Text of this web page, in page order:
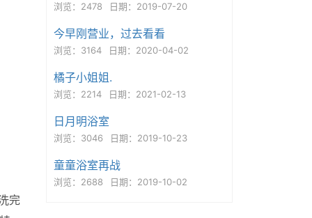
完
浏览：2478 日期：2019-07-20
今早刚营业，过去看看
浏览：3164 日期：2020-04-02
橘子小姐姐.
浏览：2214 日期：2021-02-13
日月明浴室
浏览：3046 日期：2019-10-23
童童浴室再战
浏览：2688 日期：2019-10-02